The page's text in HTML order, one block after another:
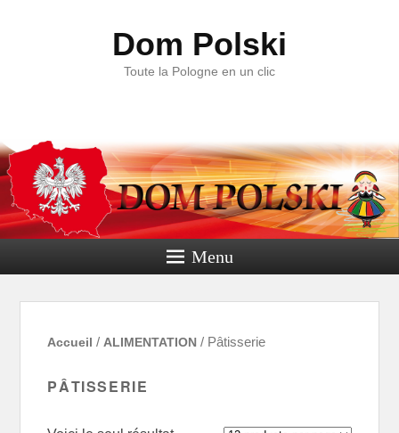
Dom Polski
Toute la Pologne en un clic
Menu
Accueil / ALIMENTATION / Pâtisserie
PÂTISSERIE